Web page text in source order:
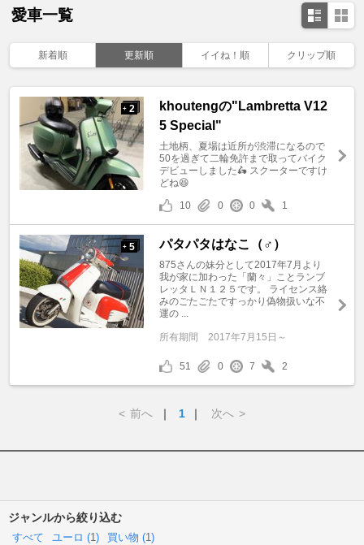
愛車一覧
新着順 更新順 イイね！順 クリップ順
+ 2
khoutengの"Lambretta V12
5 Special"
土地柄、夏場は近所が渋滞になるので
50を過ぎて二輪免許まで取ってバイク
デビューしました🛵 スクーターですけ
どね😆
10
0 0 1
+ 5 パタパタはなこ（♂）
875さんの妹分として2017年7月より
我が家に加わった「蘭々」ことランブ
レッタＬＮ１２５です。 ライセンス絡
みのごたごたですっかり偽物扱いな不
運の ...
所有期間 2017年7月15日～
51 0 7 2
< 前へ ｜ 1 ｜ 次へ >
ジャンルから絞り込む
すべて ユーロ (1) 買い物 (1)